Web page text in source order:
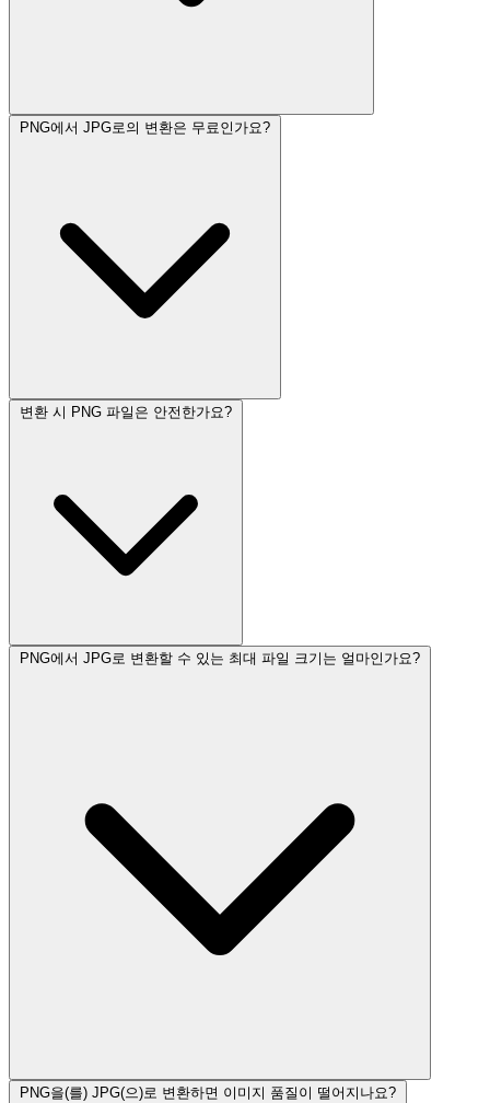
PNG에서 JPG로의 변환은 무료인가요?
변환 시 PNG 파일은 안전한가요?
PNG에서 JPG로 변환할 수 있는 최대 파일 크기는 얼마인가요?
PNG을(를) JPG(으)로 변환하면 이미지 품질이 떨어지나요?